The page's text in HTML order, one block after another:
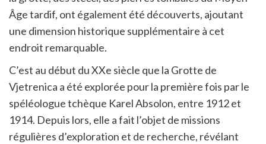
Âge tardif, ont également été découverts, ajoutant
une dimension historique supplémentaire à cet
endroit remarquable.
C’est au début du XXe siècle que la Grotte de
Vjetrenica a été explorée pour la première fois par le
spéléologue tchèque Karel Absolon, entre 1912 et
1914. Depuis lors, elle a fait l’objet de missions
régulières d’exploration et de recherche, révélant